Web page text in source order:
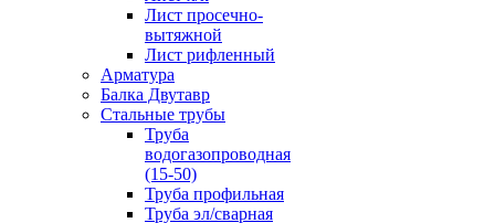
Лист просечно-
вытяжной
Лист рифленный
Арматура
Балка Двутавр
Стальные трубы
Труба
водогазопроводная
(15-50)
Труба профильная
Труба эл/сварная